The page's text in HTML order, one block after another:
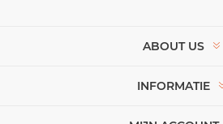
ABOUT US
INFORMATIE